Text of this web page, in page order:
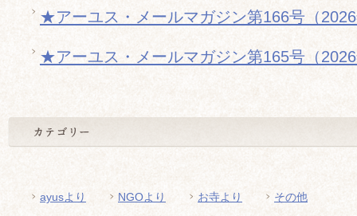
★アーユス・メールマガジン第166号（
★アーユス・メールマガジン第165号（
ayusより NGOより お寺より その他